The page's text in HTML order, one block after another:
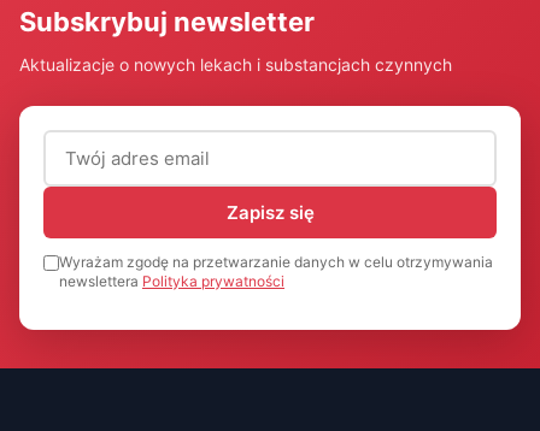
Subskrybuj newsletter
Aktualizacje o nowych lekach i substancjach czynnych
Adres email (wymagany)
Zapisz się
Wyrażam zgodę na przetwarzanie danych w celu otrzymywania
newslettera Polityka prywatności